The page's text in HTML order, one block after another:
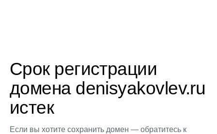
Срок регистрации
домена denisyakovlev.ru
истек
Если вы хотите сохранить домен — обратитесь к